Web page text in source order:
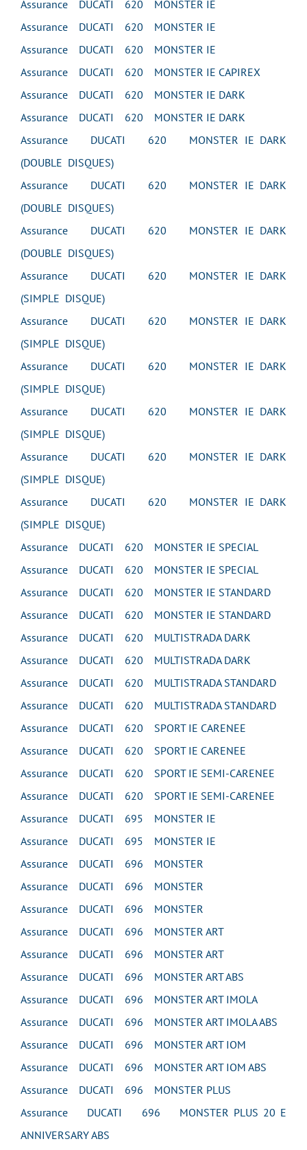
Assurance DUCATI 620 MONSTER IE
Assurance DUCATI 620 MONSTER IE
Assurance DUCATI 620 MONSTER IE
Assurance DUCATI 620 MONSTER IE CAPIREX
Assurance DUCATI 620 MONSTER IE DARK
Assurance DUCATI 620 MONSTER IE DARK
Assurance DUCATI 620 MONSTER IE DARK
(DOUBLE DISQUES)
Assurance DUCATI 620 MONSTER IE DARK
(DOUBLE DISQUES)
Assurance DUCATI 620 MONSTER IE DARK
(DOUBLE DISQUES)
Assurance DUCATI 620 MONSTER IE DARK
(SIMPLE DISQUE)
Assurance DUCATI 620 MONSTER IE DARK
(SIMPLE DISQUE)
Assurance DUCATI 620 MONSTER IE DARK
(SIMPLE DISQUE)
Assurance DUCATI 620 MONSTER IE DARK
(SIMPLE DISQUE)
Assurance DUCATI 620 MONSTER IE DARK
(SIMPLE DISQUE)
Assurance DUCATI 620 MONSTER IE DARK
(SIMPLE DISQUE)
Assurance DUCATI 620 MONSTER IE SPECIAL
Assurance DUCATI 620 MONSTER IE SPECIAL
Assurance DUCATI 620 MONSTER IE STANDARD
Assurance DUCATI 620 MONSTER IE STANDARD
Assurance DUCATI 620 MULTISTRADA DARK
Assurance DUCATI 620 MULTISTRADA DARK
Assurance DUCATI 620 MULTISTRADA STANDARD
Assurance DUCATI 620 MULTISTRADA STANDARD
Assurance DUCATI 620 SPORT IE CARENEE
Assurance DUCATI 620 SPORT IE CARENEE
Assurance DUCATI 620 SPORT IE SEMI-CARENEE
Assurance DUCATI 620 SPORT IE SEMI-CARENEE
Assurance DUCATI 695 MONSTER IE
Assurance DUCATI 695 MONSTER IE
Assurance DUCATI 696 MONSTER
Assurance DUCATI 696 MONSTER
Assurance DUCATI 696 MONSTER
Assurance DUCATI 696 MONSTER ART
Assurance DUCATI 696 MONSTER ART
Assurance DUCATI 696 MONSTER ART ABS
Assurance DUCATI 696 MONSTER ART IMOLA
Assurance DUCATI 696 MONSTER ART IMOLA ABS
Assurance DUCATI 696 MONSTER ART IOM
Assurance DUCATI 696 MONSTER ART IOM ABS
Assurance DUCATI 696 MONSTER PLUS
Assurance DUCATI 696 MONSTER PLUS 20 E
ANNIVERSARY ABS